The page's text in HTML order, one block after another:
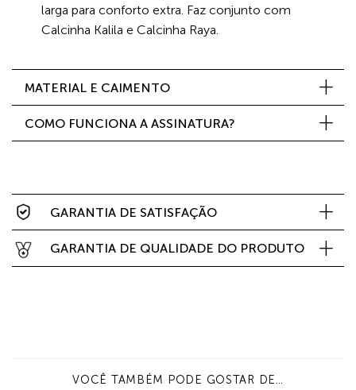
larga para conforto extra. Faz conjunto com
Calcinha Kalila e Calcinha Raya.
MATERIAL E CAIMENTO
COMO FUNCIONA A ASSINATURA?
GARANTIA DE SATISFAÇÃO
GARANTIA DE QUALIDADE DO PRODUTO
VOCÊ TAMBÉM PODE GOSTAR DE…